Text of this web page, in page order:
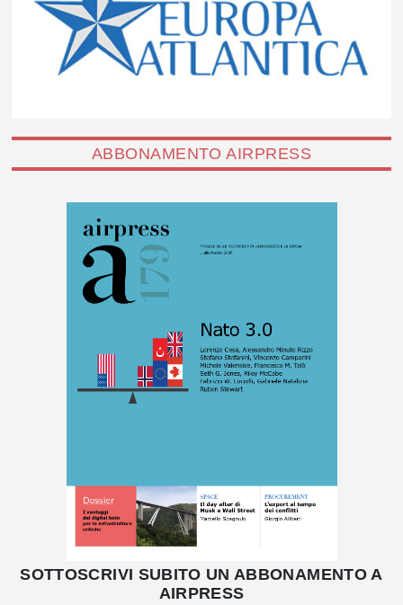
ABBONAMENTO AIRPRESS
SOTTOSCRIVI SUBITO UN ABBONAMENTO A
AIRPRESS